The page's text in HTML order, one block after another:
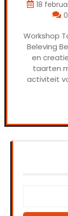
18
Workshop
Beleving
en
taarten
activiteit